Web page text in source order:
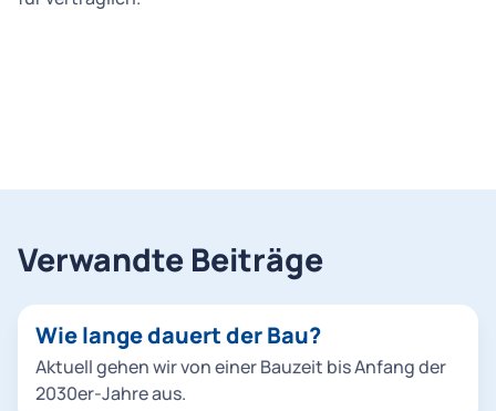
Verwandte Beiträge
Wie lange dauert der Bau?
Aktuell gehen wir von einer Bauzeit bis Anfang der
2030er-Jahre aus.